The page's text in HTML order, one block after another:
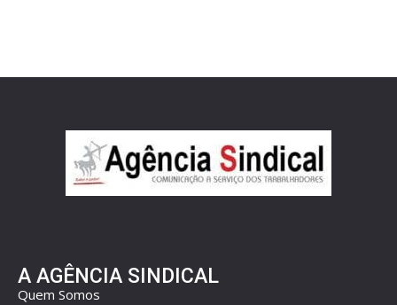
A AGÊNCIA SINDICAL
Quem Somos